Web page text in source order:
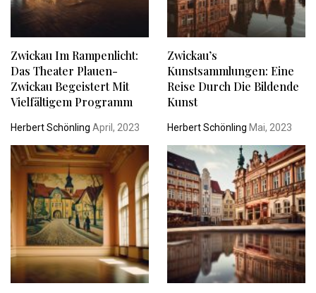
Zwickau Im Rampenlicht:
Das Theater Plauen-
Zwickau Begeistert Mit
Vielfältigem Programm
Herbert Schönling April, 2023
Zwickau’s
Kunstsammlungen: Eine
Reise Durch Die Bildende
Kunst
Herbert Schönling Mai, 2023